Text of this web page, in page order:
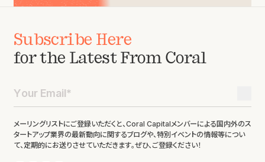
Subscribe Here
for the Latest From Coral
メーリングリストにご登録いただくと、Coral Capitalメンバーによる国内外のス
タートアップ業界の最新動向に関するブログや、特別イベントの情報等につい
て、定期的にお送りさせていただきます。ぜひ、ご登録ください！